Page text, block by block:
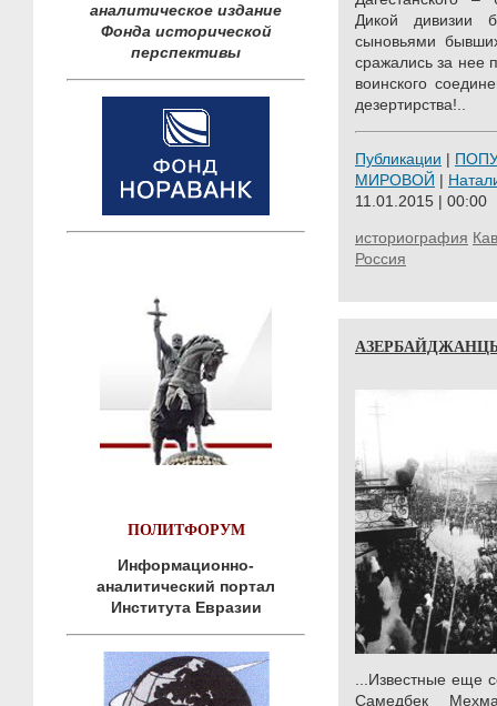
аналитическое издание
Фонда исторической
перспективы
ПОЛИТФОРУМ
Информационно-
аналитический портал
Института Евразии
Дикой дивизии
сыновьями
сражались за нее
воинского
дезертирства!..
Публикации |
МИРОВОЙ |
11.01.2015 | 00:00
историография
Россия
...Известные еще
Самедбек